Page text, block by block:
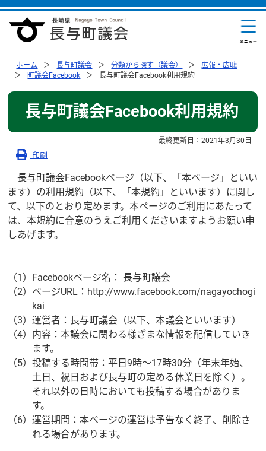
ホーム 長与町議会 分類から探す（議会）
広報・広聴
町議会Facebook
長与町議会Facebook利用規約
長与町議会Facebook利用規約
最終更新日：2021年3月30日
印刷
長与町議会Facebookページ（以下、「本ページ」といい
ます）の利用規約（以下、「本規約」といいます）に関し
て、以下のとおり定めます。本ページのご利用にあたって
は、本規約に合意のうえご利用くださいますようお願い申
しあげます。
（1） Facebookページ名： 長与町議会
（2） ページURL：http://www.facebook.com/nagayochogi
kai
（3）運営者：長与町議会（以下、本議会といいます）
（4） 内容：本議会に関わる様ざまな情報を配信していき
ます。
（5）投稿する時間帯：平日9時〜17時30分（年末年始、
土日、祝日および長与町の定める休業日を除く）。
それ以外の日時においても投稿する場合がありま
す。
（6）運営期間：本ページの運営は予告なく終了、削除さ
れる場合があります。